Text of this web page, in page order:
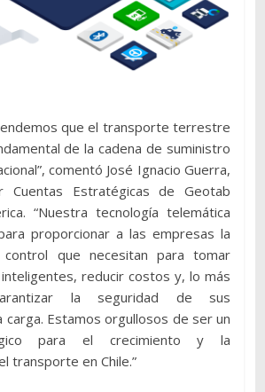
que el transporte terrestre
de la cadena de suministro
comentó José Ignacio Guerra,
Cuentas Estratégicas de Geotab
“Nuestra tecnología telemática
proporcionar a las empresas la
que necesitan para tomar
reducir costos y, lo más
la seguridad de sus
carga. Estamos orgullosos de ser un
para el crecimiento y la
transporte en Chile.”